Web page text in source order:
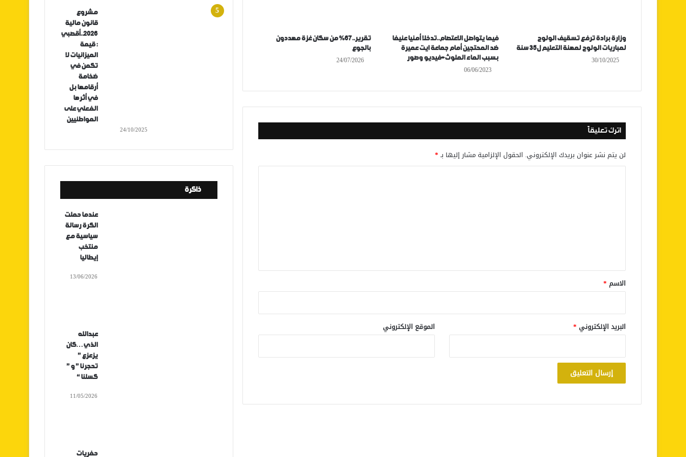
وزارة برادة ترفع تسقيف الولوج
لمباريات الولوج لمهنة التعليم ل35 سنة
30/10/2025
فيما يتواصل الاعتصام..تدخلا أمنيا عنيفا
ضد المحتجين أمام جماعة ايت عميرة
بسبب الماء الملوث+فيديو وصور
06/06/2023
تقرير..67% من سكان غزة مهددون
بالجوع
24/07/2026
اترك تعليقاً
لن يتم نشر عنوان بريدك الإلكتروني. الحقول الإلزامية مشار إليها بـ*
*
الاسم *
البريد الإلكتروني * الموقع الإلكتروني
مشروع
قانون مالية
2026..أقصبي
: قيمة
الميزانيات لا
تكمن في
ضخامة
أرقامها بل
في أثرها
الفعلي على
المواطنيين
24/10/2025
ذاكرة
عندما حملت
الكرة رسالة
سياسية مع
منتخب
إيطاليا
13/06/2026
عبدالله
الذي…كان
يزعزع ”
تحجرنا ” و ”
كسلنا “
11/05/2026
حفريات